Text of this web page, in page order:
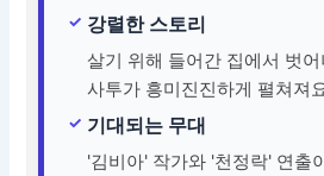
강렬한 스토리
살기 위해 들어간 집에서 벗
사투가 흥미진진하게 펼쳐져
기대되는 무대
'김비아' 작가와 '천정락' 연출